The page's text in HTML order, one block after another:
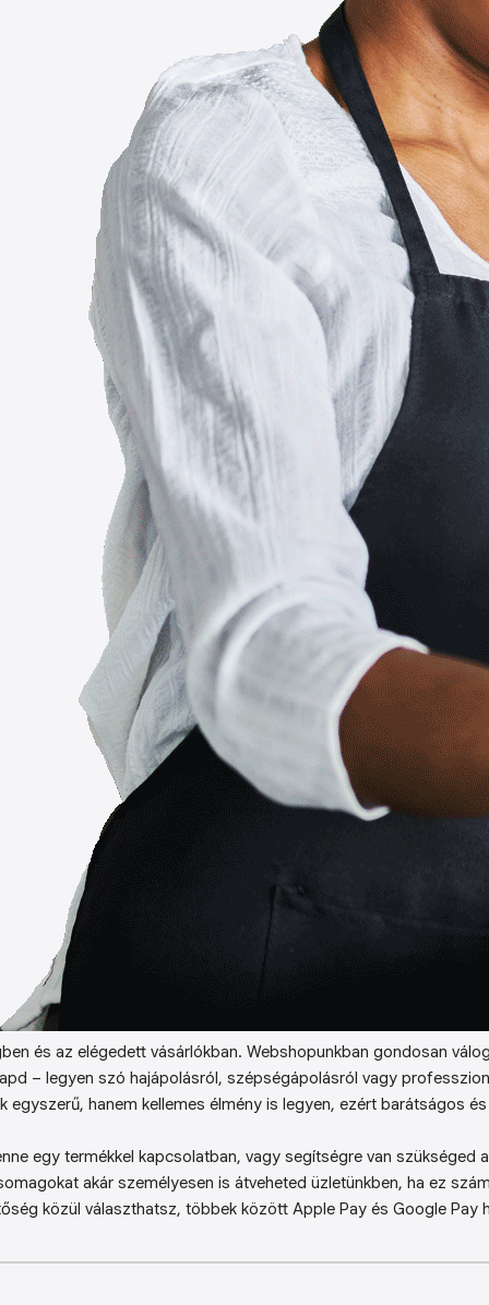
és az elégedett vásárlókban. Webshopunkban gondosan
– legyen szó hajápolásról, szépségápolásról vagy
egyszerű, hanem kellemes élmény is legyen, ezért barátságos
egy termékkel kapcsolatban, vagy segítségre van szükséged
akár személyesen is átveheted üzletünkben, ha ez
közül választhatsz, többek között Apple Pay és Google Pay